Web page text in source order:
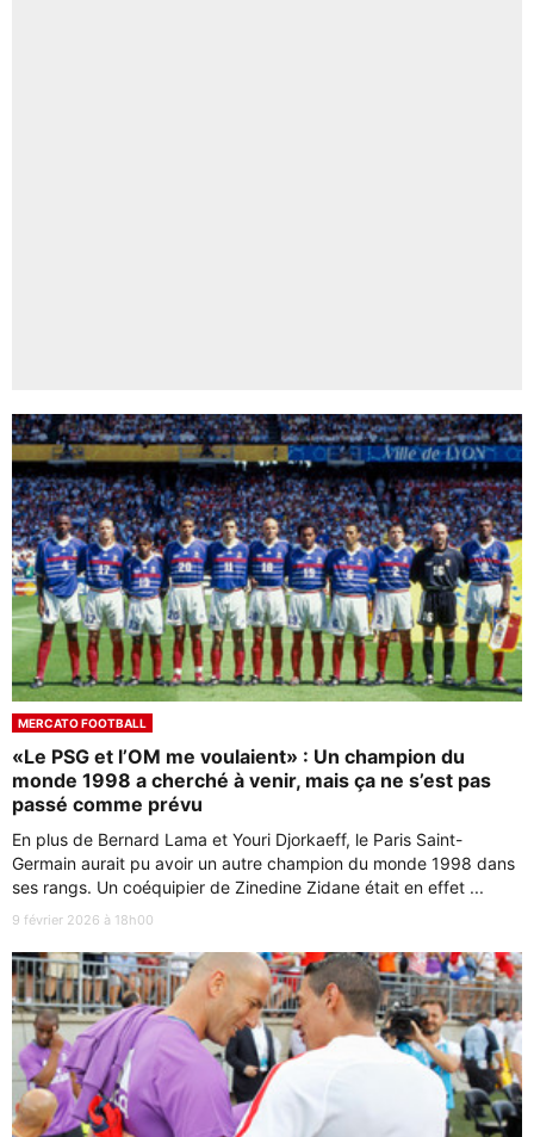
MERCATO FOOTBALL
«Le PSG et l’OM me voulaient» : Un champion du
monde 1998 a cherché à venir, mais ça ne s’est pas
passé comme prévu
En plus de Bernard Lama et Youri Djorkaeff, le Paris Saint-
Germain aurait pu avoir un autre champion du monde 1998 dans
ses rangs. Un coéquipier de Zinedine Zidane était en effet ...
9 février 2026 à 18h00